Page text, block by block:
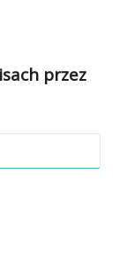
przez